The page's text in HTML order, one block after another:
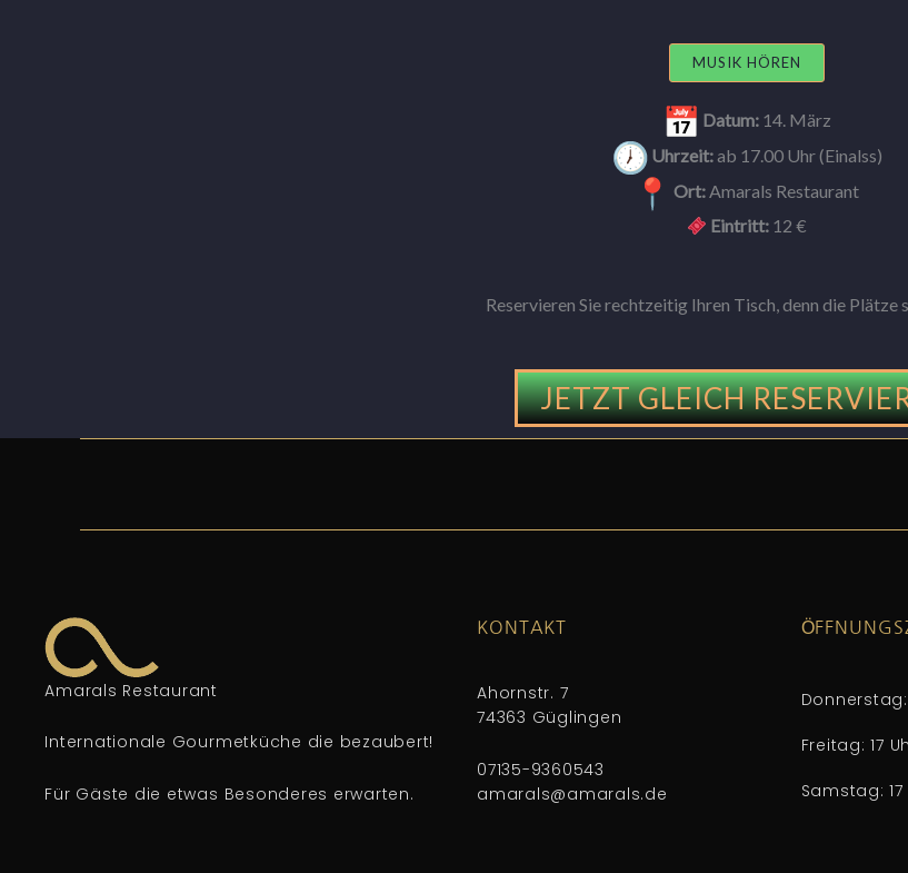
MUSIK HÖREN
Datum:14. März
Uhrzeit:ab 17.00 Uhr (Einalss)
Ort:Amarals Restaurant
Eintritt: 12 €
Reservieren Sie rechtzeitig Ihren Tisch, denn die Plätze
JETZT GLEICH
Amarals Restaurant
Internationale Gourmetküche die bezaubert!
Für Gäste die etwas Besonderes erwarten.
KONTAKT
Ahornstr. 7
74363 Güglingen
07135-9360543
amarals@amarals.de
Donnerstag:
Freitag: 17
Samstag: